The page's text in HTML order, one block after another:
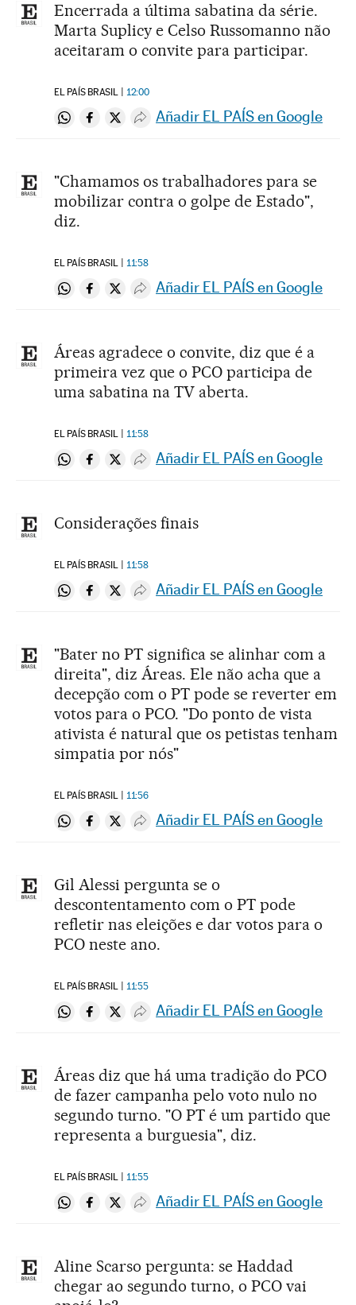
Encerrada a última sabatina da série.
Marta Suplicy e Celso Russomanno não
aceitaram o convite para participar.
EL PAÍS BRASIL 12:00
Compartir en Whatsapp
Compartir en Facebook
Compartir en Twitter
Desplegar Redes Sociales
Añadir EL PAÍS en Google
"Chamamos os trabalhadores para se
mobilizar contra o golpe de Estado",
diz.
EL PAÍS BRASIL 11:58
Compartir en Whatsapp
Compartir en Facebook
Compartir en Twitter
Desplegar Redes Sociales
Añadir EL PAÍS en Google
Áreas agradece o convite, diz que é a
primeira vez que o PCO participa de
uma sabatina na TV aberta.
EL PAÍS BRASIL 11:58
Compartir en Whatsapp
Compartir en Facebook
Compartir en Twitter
Desplegar Redes Sociales
Añadir EL PAÍS en Google
Considerações finais
EL PAÍS BRASIL 11:58
Compartir en Whatsapp
Compartir en Facebook
Compartir en Twitter
Desplegar Redes Sociales
Añadir EL PAÍS en Google
"Bater no PT significa se alinhar com a
direita", diz Áreas. Ele não acha que a
decepção com o PT pode se reverter em
votos para o PCO. "Do ponto de vista
ativista é natural que os petistas tenham
simpatia por nós"
EL PAÍS BRASIL 11:56
Compartir en Whatsapp
Compartir en Facebook
Compartir en Twitter
Desplegar Redes Sociales
Añadir EL PAÍS en Google
Gil Alessi pergunta se o
descontentamento com o PT pode
refletir nas eleições e dar votos para o
PCO neste ano.
EL PAÍS BRASIL 11:55
Compartir en Whatsapp
Compartir en Facebook
Compartir en Twitter
Desplegar Redes Sociales
Añadir EL PAÍS en Google
Áreas diz que há uma tradição do PCO
de fazer campanha pelo voto nulo no
segundo turno. "O PT é um partido que
representa a burguesia", diz.
EL PAÍS BRASIL 11:55
Compartir en Whatsapp
Compartir en Facebook
Compartir en Twitter
Desplegar Redes Sociales
Añadir EL PAÍS en Google
Aline Scarso pergunta: se Haddad
chegar ao segundo turno, o PCO vai